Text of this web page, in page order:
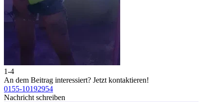
1-4
An dem Beitrag interessiert? Jetzt kontaktieren!
0155-10192954
Nachricht schreiben